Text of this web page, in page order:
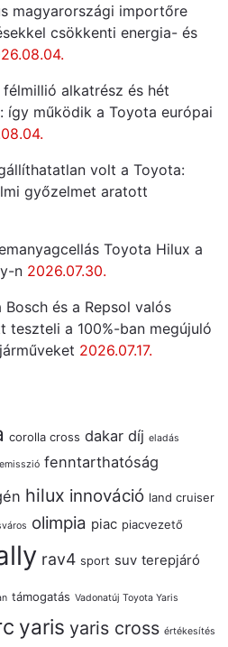
magyarországi importőre
csökkenti energia- és
alkatrész és hét
így működik a Toyota európai
volt a Toyota:
győzelmet aratott
Toyota Hilux a
n 2026.07.30.
Bosch és a Repsol valós
teszteli a 100%-ban megújuló
2026.07.17.
corolla cross dakar díj eladás
emisszió fenntarthatóság
hilux innováció land cruiser
olimpia piac piacvezető
rav4 sport suv terepjáró
támogatás Vadonatúj Toyota Yaris
yaris yaris cross értékesítés